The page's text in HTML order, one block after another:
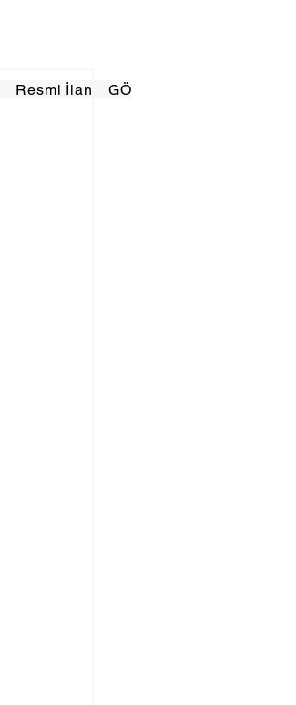
Resmi İlan GÖRÜNÜMTV